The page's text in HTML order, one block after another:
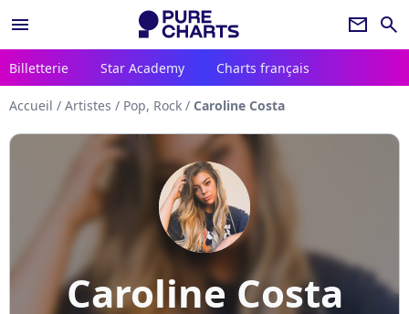
menu newsletter search
Billetterie Star Academy Charts français
Accueil / Artistes / Pop, Rock / Caroline Costa
Caroline Costa